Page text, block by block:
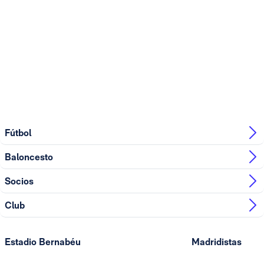
Fútbol
Baloncesto
Socios
Club
Estadio Bernabéu Madridistas